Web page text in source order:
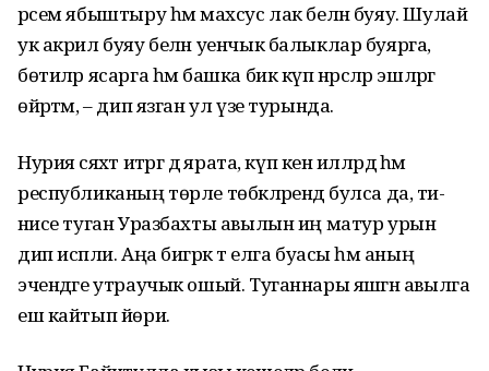
рәсем ябыштыру һәм махсус лак белән буяу. Шулай
ук акрил буяу белән уенчык балыклар буярга,
бөтиләр ясарга һәм башка бик күп нәрсәләр эшләргә
өйрәтәм, – дип язган ул үзе турында.
Нурия сәяхәт итәргә дә ярата, күп кенә илләрдә һәм
республиканың төрле төбәкләрендә булса да, әти-
әнисе туган Уразбахты авылын иң матур урын
дип исәпли. Аңа бигрәк тә елга буасы һәм аның
эчендәге утраучык ошый. Туганнары яшәгән авылга
еш кайтып йөри.